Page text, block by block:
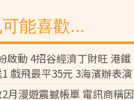
能喜歡...
啟動 4招谷經濟丁財旺 港鐵
戲飛最平35元 3海濱辦表演
月漫遊震撼帳單 電訊商稱因